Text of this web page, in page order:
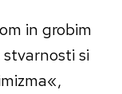
in grobim
si